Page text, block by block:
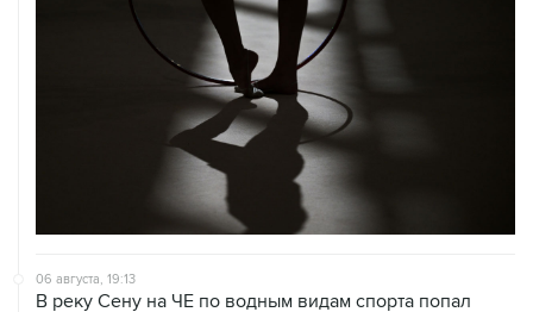
06 августа, 19:13
В реку Сену на ЧЕ по водным видам спорта попал